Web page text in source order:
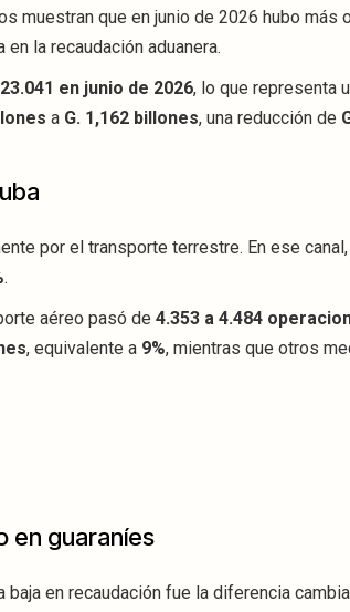
muestran que en junio de 2026 hubo más
la recaudación aduanera.
23.041 en junio de 2026, lo que representa
a G. 1,162 billones, una reducción de
por el transporte terrestre. En ese
.
aéreo pasó de 4.353 a 4.484
, equivalente a 9%, mientras que otros
en guaraníes
en recaudación fue la diferencia